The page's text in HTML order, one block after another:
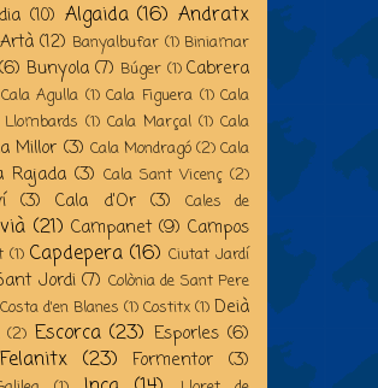
(10) Algaida (16) Andratx
Artà (12) Banyalbufar (1) Biniamar
(6) Bunyola (7) Búger (1) Cabrera
Cala Agulla (1) Cala Figuera (1) Cala
Llombards (1) Cala Marçal (1) Cala
Millor (3) Cala Mondragó (2) Cala
Rajada (3) Cala Sant Vicenç (2)
(3) Cala d'Or (3)
Cales de
(21) Campanet (9) Campos
(1) Capdepera (16) Ciutat Jardí
Jordi (7) Colònia de Sant Pere
Costa d'en Blanes (1) Costitx (1) Deià
(2) Escorca (23) Esporles (6)
Felanitx (23) Formentor (3)